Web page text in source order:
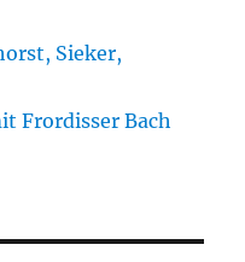
Sieker,
Frordisser Bach